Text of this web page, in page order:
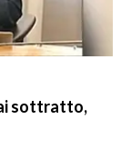
sottratto,